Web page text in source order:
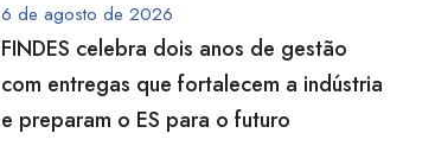
6 de agosto de 2026
FINDES celebra dois anos de gestão
com entregas que fortalecem a indústria
e preparam o ES para o futuro